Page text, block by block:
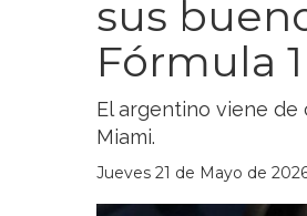
sus
Fórmula 1
El argentino viene de
Miami.
Jueves 21 de Mayo de